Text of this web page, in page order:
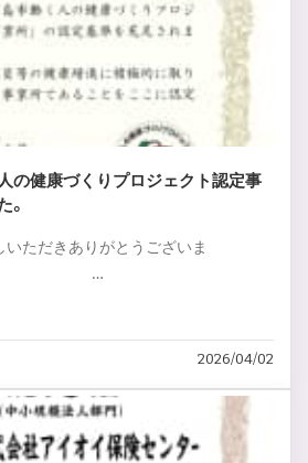
の健康づくりプロジェクト認定事
。
ただきありがとうございま
…
2026/04/02